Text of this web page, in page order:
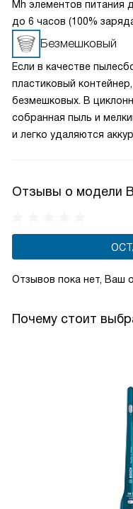
Mh элементов
до 6 часов (100%
Безмешковый
Если в качестве
пластиковый
безмешковых. В
собранная пыль и
и легко удаляются
в резервуаре с водой и
сливаются в
Отзывы о модели
Отзывов пока нет, Ваш
Почему стоит